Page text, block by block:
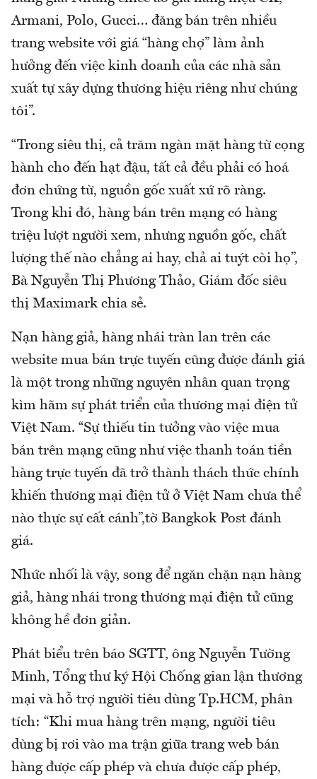
Armani, Polo, Gucci… đăng bán trên nhiều
trang website với giá “hàng chợ” làm ảnh
hưởng đến việc kinh doanh của các nhà sản
xuất tự xây dựng thương hiệu riêng như chúng
tôi”.
“Trong siêu thị, cả trăm ngàn mặt hàng từ cọng
hành cho đến hạt đậu, tất cả đều phải có hoá
đơn chứng từ, nguồn gốc xuất xứ rõ ràng.
Trong khi đó, hàng bán trên mạng có hàng
triệu lượt người xem, nhưng nguồn gốc, chất
lượng thế nào chẳng ai hay, chả ai tuýt còi họ”,
Bà Nguyễn Thị Phương Thảo, Giám đốc siêu
thị Maximark chia sẻ.
Nạn hàng giả, hàng nhái tràn lan trên các
website mua bán trực tuyến cũng được đánh giá
là một trong những nguyên nhân quan trọng
kìm hãm sự phát triển của thương mại điện tử
Việt Nam. “Sự thiếu tin tưởng vào việc mua
bán trên mạng cũng như việc thanh toán tiền
hàng trực tuyến đã trở thành thách thức chính
khiến thương mại điện tử ở Việt Nam chưa thể
nào thực sự cất cánh”,tờ Bangkok Post đánh
giá.
Nhức nhối là vậy, song để ngăn chặn nạn hàng
giả, hàng nhái trong thương mại điện tử cũng
không hề đơn giản.
Phát biểu trên báo SGTT, ông Nguyễn Tường
Minh, Tổng thư ký Hội Chống gian lận thương
mại và hỗ trợ người tiêu dùng Tp.HCM, phân
tích: “Khi mua hàng trên mạng, người tiêu
dùng bị rơi vào ma trận giữa trang web bán
hàng được cấp phép và chưa được cấp phép,